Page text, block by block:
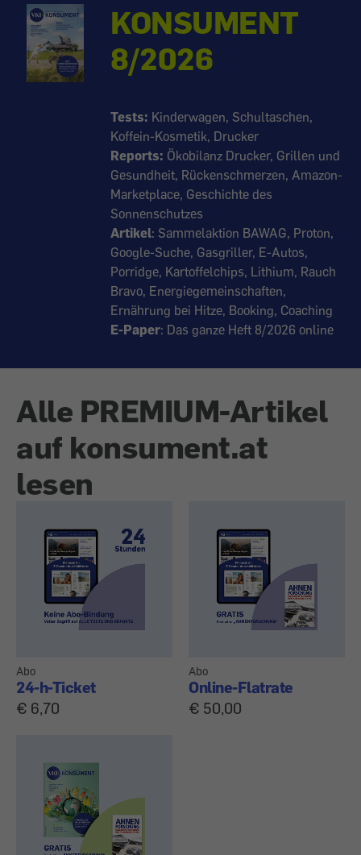
KONSUMENT
8/2026
Tests: Kinderwagen, Schultaschen,
Koffein-Kosmetik, Drucker
Reports: Ökobilanz Drucker, Grillen und
Gesundheit, Rückenschmerzen, Amazon-
Marketplace, Geschichte des
Sonnenschutzes
Artikel: Sammelaktion BAWAG, Proton,
Google-Suche, Gasgriller, E-Autos,
Porridge, Kartoffelchips, Lithium, Rauch
Bravo, Energiegemeinschaften,
Ernährung bei Hitze, Booking, Coaching
E-Paper: Das ganze Heft 8/2026 online
Alle PREMIUM-Artikel
auf konsument.at
lesen
Abo
24-h-Ticket
€ 6,70
Abo
Online-Flatrate
€ 50,00